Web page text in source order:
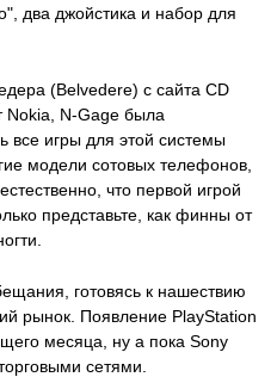
два джойстика и набор для
(Belvedere) с сайта CD
Nokia, N-Gage была
все игры для этой системы
модели сотовых телефонов,
что первой игрой
представьте, как финны от
готовясь к нашествию
рынок. Появление PlayStation
месяца, ну а пока Sony
сетями.